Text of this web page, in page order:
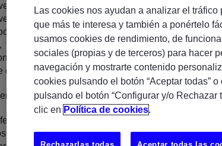
manpower.es, experis.es,
(cada una de ellas denominada
(disponible para su descarga en los
“Aplicación”) publicada por Manpowergroup
se aplican a los dominios indicados. Además,
en el futuro también quedará sujeto a estos
utilización de los Servicios se considerará
del presente, los términos "usted", "tú",
registrado o no registrado, que vea, haya
Las cookies nos ayudan a analizar el
que más te interesa y también a ponértelo
usamos cookies de rendimiento, de
sociales (propias y de terceros) para hacer
navegación y mostrarte contenido
cookies pulsando el botón “Aceptar todas”
pulsando el botón “Configurar y/o Rechazar
clic en Política de cookies.